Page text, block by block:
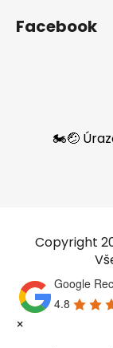
Facebook
🏍️🤕
Copyright
Google
4.8
×